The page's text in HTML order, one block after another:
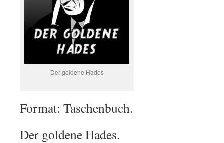
Der goldene Hades
Format: Taschenbuch.
Der goldene Hades.